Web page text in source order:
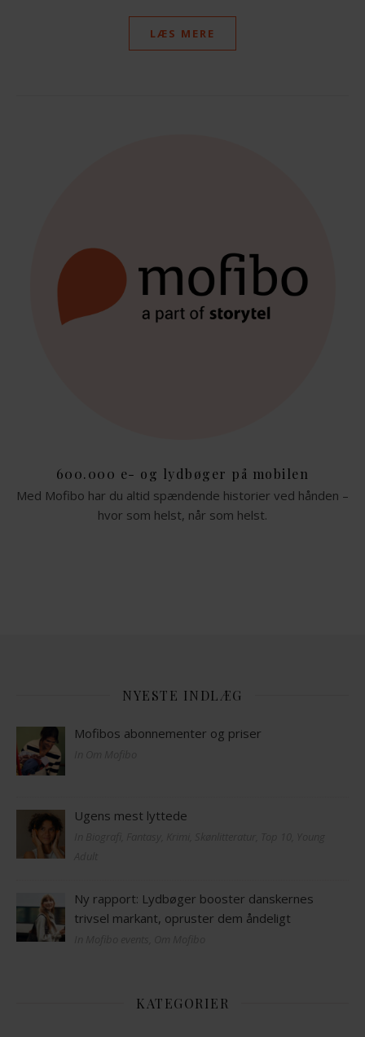
LÆS MERE
600.000 e- og lydbøger på mobilen
Med Mofibo har du altid spændende historier ved hånden –
hvor som helst, når som helst.
NYESTE INDLÆG
Mofibos abonnementer og priser
Ugens mest lyttede
Ny rapport: Lydbøger booster danskernes
trivsel markant, opruster dem åndeligt
KATEGORIER